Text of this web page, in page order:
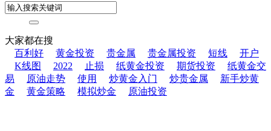
大家都在搜
百利好
黄金投资 贵金属 贵金属投资 短线
开户
K线图
2022 止损 纸黄金投资 期货投资
纸黄金交
易
原油走势 使用 炒黄金入门 炒贵金属
新手炒黄
金
黄金策略 模拟炒金 原油投资